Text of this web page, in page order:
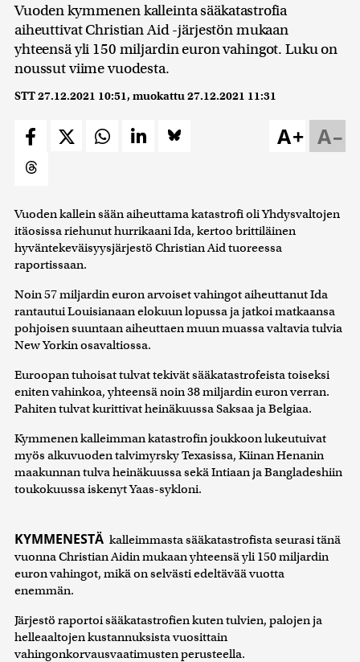
Vuoden kymmenen kalleinta sääkatastrofia
aiheuttivat Christian Aid -järjestön mukaan
yhteensä yli 150 miljardin euron vahingot. Luku on
noussut viime vuodesta.
STT27.12.2021 10:51, muokattu27.12.2021 11:31
A–
A+
Vuoden kallein sään aiheuttama katastrofi oli Yhdysvaltojen
itäosissa riehunut hurrikaani Ida, kertoo brittiläinen
hyväntekeväisyysjärjestö Christian Aid tuoreessa
raportissaan.
Noin 57 miljardin euron arvoiset vahingot aiheuttanut Ida
rantautui Louisianaan elokuun lopussa ja jatkoi matkaansa
pohjoisen suuntaan aiheuttaen muun muassa valtavia tulvia
New Yorkin osavaltiossa.
Euroopan tuhoisat tulvat tekivät sääkatastrofeista toiseksi
eniten vahinkoa, yhteensä noin 38 miljardin euron verran.
Pahiten tulvat kurittivat heinäkuussa Saksaa ja Belgiaa.
Kymmenen kalleimman katastrofin joukkoon lukeutuivat
myös alkuvuoden talvimyrsky Texasissa, Kiinan Henanin
maakunnan tulva heinäkuussa sekä Intiaan ja Bangladeshiin
toukokuussa iskenyt Yaas-sykloni.
KYMMENESTÄ kalleimmasta sääkatastrofista seurasi tänä
vuonna Christian Aidin mukaan yhteensä yli 150 miljardin
euron vahingot, mikä on selvästi edeltävää vuotta
enemmän.
Järjestö raportoi sääkatastrofien kuten tulvien, palojen ja
helleaaltojen kustannuksista vuosittain
vahingonkorvausvaatimusten perusteella.